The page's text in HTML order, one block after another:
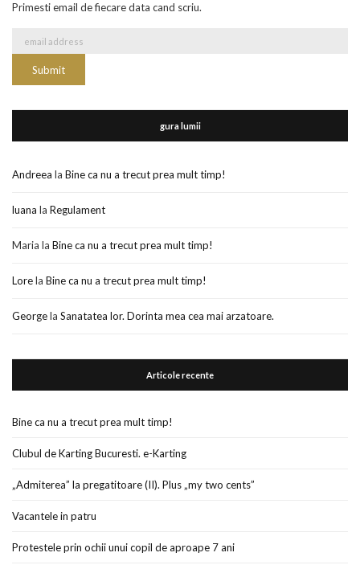
Primesti email de fiecare data cand scriu.
gura lumii
Andreea la Bine ca nu a trecut prea mult timp!
luana la Regulament
Maria la Bine ca nu a trecut prea mult timp!
Lorela Bine ca nu a trecut prea mult timp!
Georgela Sanatatea lor. Dorinta mea cea mai arzatoare.
Articole recente
Bine ca nu a trecut prea mult timp!
Clubul de Karting Bucuresti. e-Karting
„Admiterea” la pregatitoare (II). Plus „my two cents”
Vacantele in patru
Protestele prin ochii unui copil de aproape 7 ani